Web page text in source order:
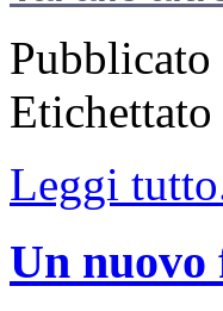
Pubblicato
Etichettato
Leggi
Un nuovo